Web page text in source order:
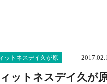
ットネスデイ久が原
ットネスデイ久が